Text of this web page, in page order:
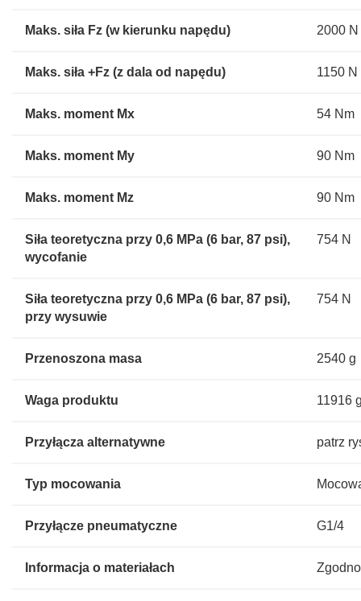
Maks. siła Fz (w kierunku napędu) 2000 N
Maks. siła +Fz (z dala od napędu) 1150 N
Maks. moment Mx 54 Nm
Maks. moment My 90 Nm
Maks. moment Mz 90 Nm
Siła teoretyczna przy 0,6 MPa (6 bar, 87 psi),
wycofanie
754 N
Siła teoretyczna przy 0,6 MPa (6 bar, 87 psi),
przy wysuwie
754 N
Przenoszona masa 2540 g
Waga produktu 11916
Przyłącza alternatywne patrz
Typ mocowania
Przyłącze pneumatyczne G1/4
Informacja o materiałach